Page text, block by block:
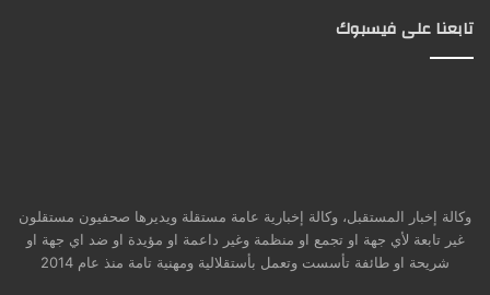
تابعنا على فيسبوك
وكالة إخبار المستقبل، وكالة إخبارية عامة مستقلة ويديرها صحفيون مستقلون
غير تابعة لأي جهة او تجمع او منظمة وغير داعمة او مؤيدة او ضد اي جهة او
شريحة او طائفة تأسست وتعمل بأستقلالية ومهنية تامة منذ عام 2014